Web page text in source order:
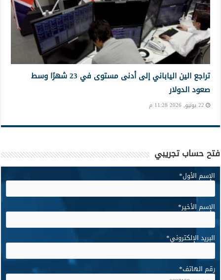
تراجع الين الياباني إلى أدنى مستوى في 23 شهرًا وسط
صعود الدولار
22 يونيو, 2026 11:28 م
فتح حساب تجريبي
الإسم الأول*
الإسم الأخير*
البريد الإلكتروني*
رقم الهاتف*